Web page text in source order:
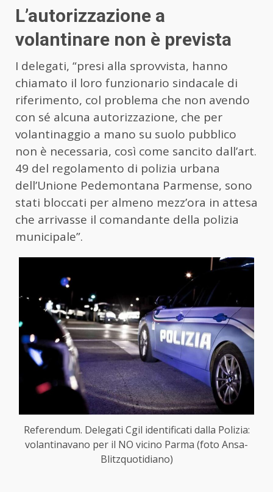
L’autorizzazione a
volantinare non è prevista
I delegati, “presi alla sprovvista, hanno
chiamato il loro funzionario sindacale di
riferimento, col problema che non avendo
con sé alcuna autorizzazione, che per
volantinaggio a mano su suolo pubblico
non è necessaria, così come sancito dall’art.
49 del regolamento di polizia urbana
dell’Unione Pedemontana Parmense, sono
stati bloccati per almeno mezz’ora in attesa
che arrivasse il comandante della polizia
municipale”.
Referendum. Delegati Cgil identificati dalla Polizia:
volantinavano per il NO vicino Parma (foto Ansa-
Blitzquotidiano)